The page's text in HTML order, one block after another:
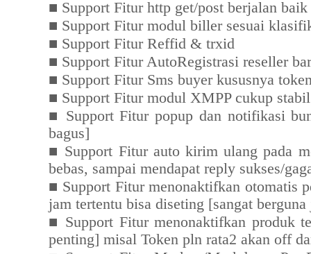
■ Support Fitur http get/post berjalan baik
■ Support Fitur modul biller sesuai
■ Support Fitur Reffid & trxid
■ Support Fitur AutoRegistrasi reseller
■ Support Fitur Sms buyer kususnya
■ Support Fitur modul XMPP cukup
■ Support Fitur popup dan notifikasi
bagus]
■ Support Fitur auto kirim ulang pada
bebas, sampai mendapat reply sukses/
■ Support Fitur menonaktifkan otomatis
jam tertentu bisa diseting [sangat
■ Support Fitur menonaktifkan produk
penting] misal Token pln rata2 akan off